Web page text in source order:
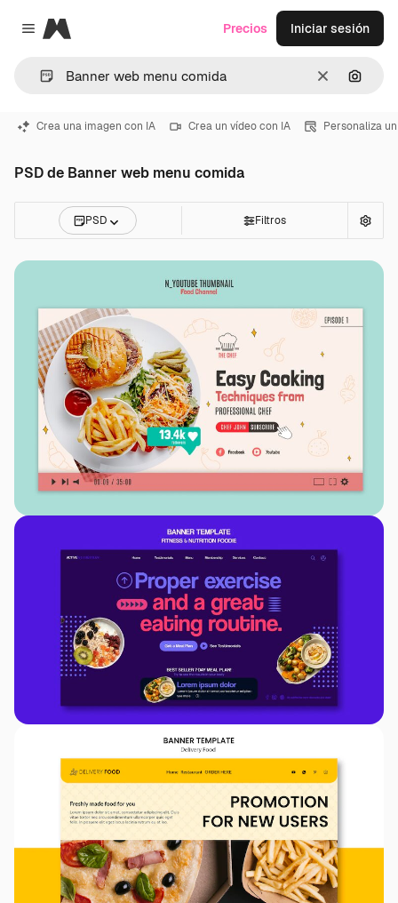
Close menu
Magnific
Borrar
Precios Iniciar sesión
Crea una imagen con IA Crea un vídeo con IA Personaliza
PSD de Banner web menu comida
PSD Filtros